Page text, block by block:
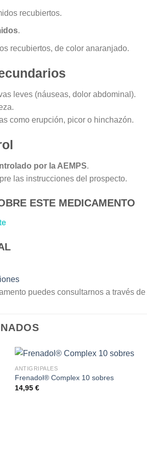
recubiertos.
.
recubiertos, de color anaranjado.
leves (náuseas, dolor abdominal).
como erupción, picor o hinchazón.
por la AEMPS.
las instrucciones del prospecto.
ESTE MEDICAMENTO
puedes consultarnos a través de
ANTIGRIPALES
Frenadol® Complex 10 sobres
14,95€